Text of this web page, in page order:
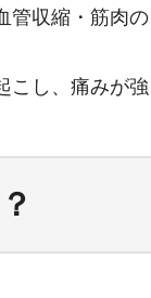
管収縮・筋肉の
こし、痛みが